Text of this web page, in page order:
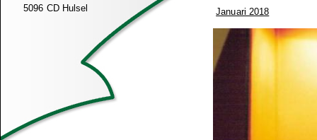
5096 CD Hulsel
Januari 2018